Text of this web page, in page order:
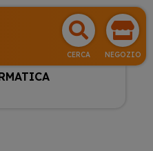
CERCA NEGOZIO